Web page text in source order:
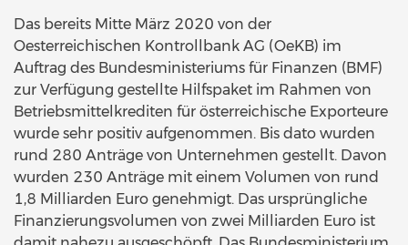
Das bereits Mitte März 2020 von der
Oesterreichischen Kontrollbank AG (OeKB) im
Auftrag des Bundesministeriums für Finanzen (BMF)
zur Verfügung gestellte Hilfspaket im Rahmen von
Betriebsmittelkrediten für österreichische Exporteure
wurde sehr positiv aufgenommen. Bis dato wurden
rund 280 Anträge von Unternehmen gestellt. Davon
wurden 230 Anträge mit einem Volumen von rund
1,8 Milliarden Euro genehmigt. Das ursprüngliche
Finanzierungsvolumen von zwei Milliarden Euro ist